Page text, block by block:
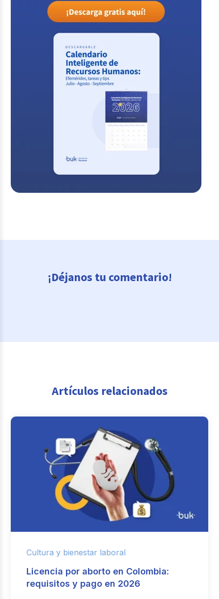
¡Déjanos tu comentario!
Artículos relacionados
Cultura y bienestar laboral
Licencia por aborto en Colombia:
requisitos y pago en 2026